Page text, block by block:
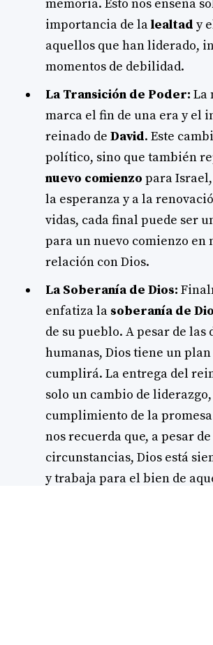
memoria. Esto nos enseña
importancia de lalealtad y
aquellos que han liderado,
momentos de debilidad.
La Transición de Poder: La
marca el fin de una era y el
reinado de David. Este
político, sino que también
nuevo comienzo para
la esperanza y a la
vidas, cada final puede ser
para un nuevo comienzo en
relación con Dios.
La Soberanía de Dios:
enfatiza la soberanía de
de su pueblo. A pesar de las
humanas, Dios tiene un plan
cumplirá. La entrega del
solo un cambio de
cumplimiento de la
nos recuerda que, a pesar
circunstancias, Dios está
y trabaja para el bien de